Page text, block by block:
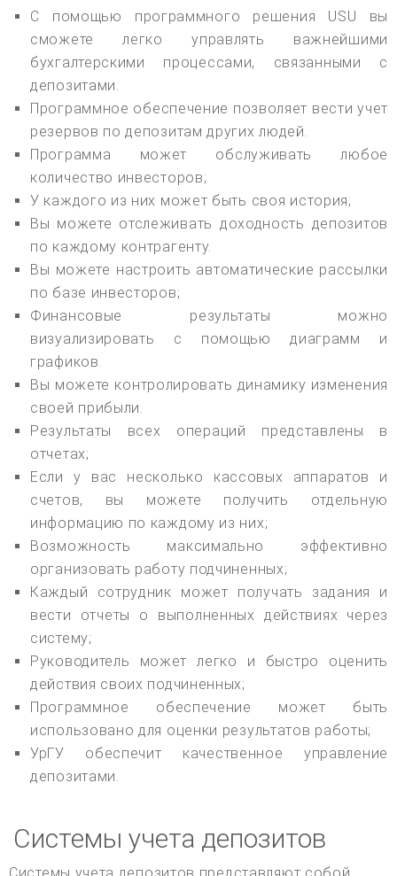
С помощью программного решения USU вы
сможете легко управлять важнейшими
бухгалтерскими процессами, связанными с
депозитами.
Программное обеспечение позволяет вести учет
резервов по депозитам других людей.
Программа может обслуживать любое
количество инвесторов;
У каждого из них может быть своя история;
Вы можете отслеживать доходность депозитов
по каждому контрагенту.
Вы можете настроить автоматические рассылки
по базе инвесторов;
Финансовые результаты можно
визуализировать с помощью диаграмм и
графиков.
Вы можете контролировать динамику изменения
своей прибыли.
Результаты всех операций представлены в
отчетах;
Если у вас несколько кассовых аппаратов и
счетов, вы можете получить отдельную
информацию по каждому из них;
Возможность максимально эффективно
организовать работу подчиненных;
Каждый сотрудник может получать задания и
вести отчеты о выполненных действиях через
систему;
Руководитель может легко и быстро оценить
действия своих подчиненных;
Программное обеспечение может быть
использовано для оценки результатов работы;
УрГУ обеспечит качественное управление
депозитами.
Системы учета депозитов
Системы учета депозитов представляют собой